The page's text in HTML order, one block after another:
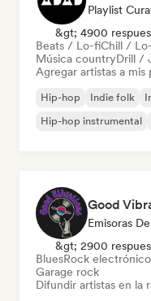
Playlist
&gt; 4900
Beats / Lo-fiChill /
Música countryDrill /
Agregar artistas a
Hip-hop Indie folk
Hip-hop instrumental
Good
Emisoras
&gt; 2900
BluesRock electrónico
Garage rock
Difundir artistas en la